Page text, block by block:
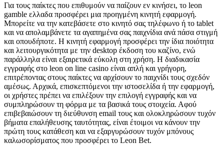
Για τους παίκτες που επιθυμούν να παίζουν εν κινήσει, το leon
gamble ελλαδα προσφέρει μια προηγμένη κινητή εφαρμογή.
Μπορείτε να την κατεβάσετε στο κινητό σας τηλέφωνο ή το tablet
και να απολαμβάνετε τα αγαπημένα σας παιχνίδια ανά πάσα στιγμή
και οπουδήποτε. Η κινητή εφαρμογή προσφέρει την ίδια ποιότητα
και λειτουργικότητα με την desktop έκδοση του καζίνο, ενώ
παράλληλα είναι εξαιρετικά εύκολη στη χρήση. Η διαδικασία
εγγραφής στο leon on line casino είναι απλή και γρήγορη,
επιτρέποντας στους παίκτες να αρχίσουν το παιχνίδι τους σχεδόν
αμέσως. Αρχικά, επισκεπτόμενοι την ιστοσελίδα ή την εφαρμογή,
οι χρήστες πρέπει να επιλέξουν την επιλογή εγγραφής και να
συμπληρώσουν τη φόρμα με τα βασικά τους στοιχεία. Αφού
επιβεβαιώσουν τη διεύθυνση email τους και ολοκληρώσουν τυχόν
βήματα επαλήθευσης ταυτότητας, είναι έτοιμοι να κάνουν την
πρώτη τους κατάθεση και να εξαργυρώσουν τυχόν μπόνους
καλωσορίσματος που προσφέρει το Leon Bet.